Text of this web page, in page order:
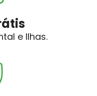
e Ilhas.